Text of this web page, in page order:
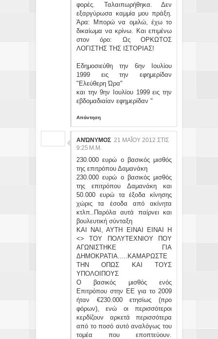
φορές. Ταλαιπωρήθηκα. Δεν
εξαργύρωσα καμμία μου πράξη.
Άρα: Μπορώ να ομιλώ, έχω το
δικαίωμα να κρίνω. Και επιμένω
στον όρο: Ως ΟΡΚΩΤΟΣ
ΛΟΓΙΣΤΗΣ ΤΗΣ ΙΣΤΟΡΙΑΣ!
Εδημοσιεύθη την 6ην Ιουλίου
1999 εις την εφημερίδαν
"Ελεύθερη Ώρα"
και την 9ην Ιουλίου 1999 εις την
εβδομαδιαίαν εφημερίδαν "
Απάντηση
ΑΝΏΝΥΜΟΣ 21 ΜΑΪ́ΟΥ 2012 ΣΤΙΣ 9:
25 Μ.Μ.
230.000 ευρώ ο βασικός μισθός
της επιτρόπου Δαμανάκη
230.000 ευρώ ο βασικός μισθός
της επιτρόπου Δαμανάκη και
50.000 ευρώ τα έξοδα κίνησης
χώρις τα έσοδα από ακίνητα
κτλπ..Παρόλα αυτά παίρνει και
βουλευτική σύνταξη
ΚΑΙ ΝΑΙ, ΑΥΤΗ ΕΙΝΑΙ ΕΙΝΑΙ Η
<> ΤΟΥ ΠΟΛΥΤΕΧΝΙΟΥ ΠΟΥ
ΑΓΩΝΙΣΤΗΚΕ ΓΙΑ
ΔΗΜΟΚΡΑΤΙΑ.....ΚΑΜΑΡΩΣΤΕ
ΤΗΝ ΟΠΩΣ ΚΑΙ ΤΟΥΣ
ΥΠΟΛΟΙΠΟΥΣ
Ο βασικός μισθός ενός
Επιτρόπου στην ΕΕ για το 2009
ήταν €230.000 ετησίως (προ
φόρων), ενώ οι περισσότεροι
κερδίζουν αρκετά περισσότερα
από το ποσό αυτό αναλόγως του
τομέα που εποπτεύουν.